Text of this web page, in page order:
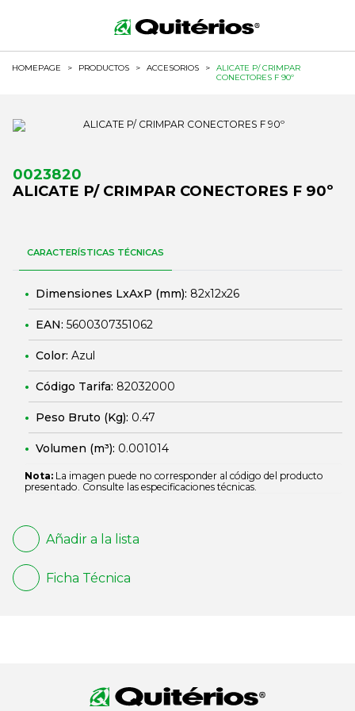
HOMEPAGE > PRODUCTOS > ACCESORIOS >
ALICATE P/ CRIMPAR
CONECTORES F 90º
0023820
ALICATE P/ CRIMPAR CONECTORES F 90º
CARACTERÍSTICAS TÉCNICAS
Dimensiones LxAxP (mm): 82x12x26
EAN: 5600307351062
Color: Azul
Código Tarifa: 82032000
Peso Bruto (Kg): 0.47
Volumen (m³): 0.001014
Nota: La imagen puede no corresponder al código del producto
presentado. Consulte las especificaciones técnicas.
Añadir a la lista
Ficha Técnica